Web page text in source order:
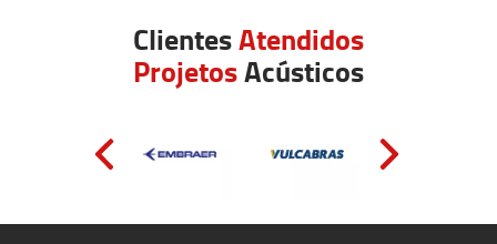
ClientesAtendidos
ProjetosAcústicos